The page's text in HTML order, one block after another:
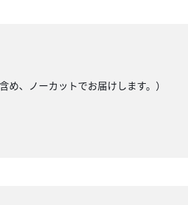
、ノーカットでお届けします。）